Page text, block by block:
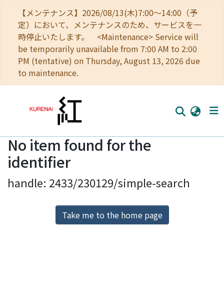
【メンテナンス】2026/08/13(木)7:00～14:00（予
定）において、メンテナンスのため、サービスを一
時停止いたします。 <Maintenance> Service will
be temporarily unavailable from 7:00 AM to 2:00
PM (tentative) on Thursday, August 13, 2026 due
to maintenance.
Home
Communities
Browse
Download Ranking
No item found for the
identifier
handle: 2433/230129/simple-search
Take me to the home page